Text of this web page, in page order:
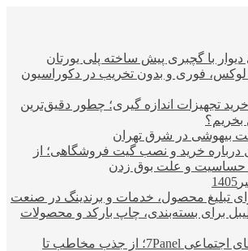
دیوار با گچبری پیش ساخته پلی یورتان
لوکس، فوری و بدون تخریب در دکوراسیون
تجهیزات اندازه گیری؛ چطور دقیق‌ترین
بخریم؟
بیهوشی در شرق تهران
درباره خرید و نصب گیت فروشگاهی؛ از
حساسیت و علت بوق زدن
تبلیغ محصول، خدمات و برندینگ در صنعت
برای بسته‌بندی، چاپ بارکد و محصولات
خدمات شبکه‌های اجتماعی 7Panel؛ از جذب مخاطب تا